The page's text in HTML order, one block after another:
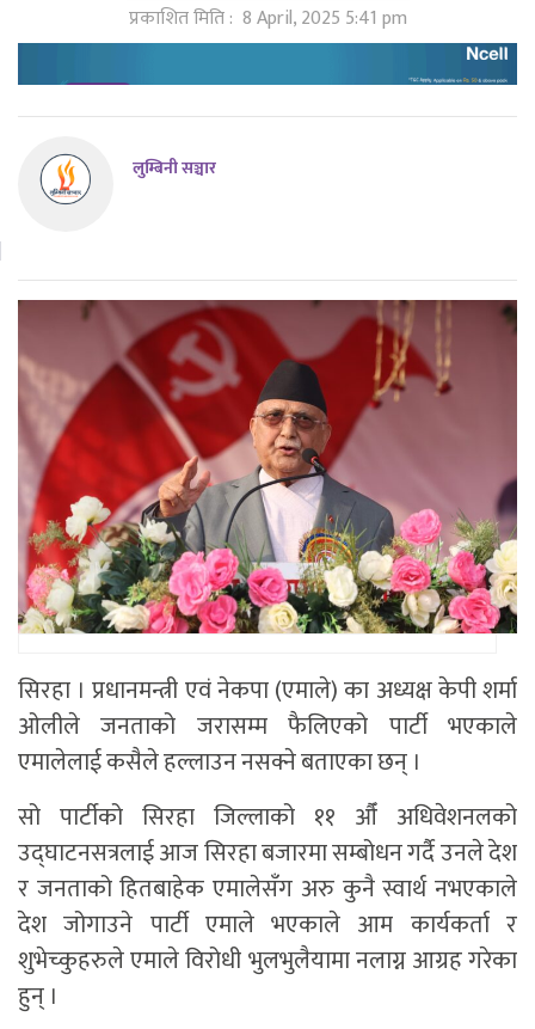
प्रकाशित मिति : 8 April, 2025 5:41 pm
लुम्बिनी सञ्चार
सिरहा । प्रधानमन्त्री एवं नेकपा (एमाले) का अध्यक्ष केपी शर्मा
ओलीले जनताको जरासम्म फैलिएको पार्टी भएकाले
एमालेलाई कसैले हल्लाउन नसक्ने बताएका छन् ।
सो पार्टीको सिरहा जिल्लाको ११ औँ अधिवेशनलको
उद्घाटनसत्रलाई आज सिरहा बजारमा सम्बोधन गर्दै उनले देश
र जनताको हितबाहेक एमालेसँग अरु कुनै स्वार्थ नभएकाले
देश जोगाउने पार्टी एमाले भएकाले आम कार्यकर्ता र
शुभेच्कुहरुले एमाले विरोधी भुलभुलैयामा नलाग्न आग्रह गरेका
हुन् ।